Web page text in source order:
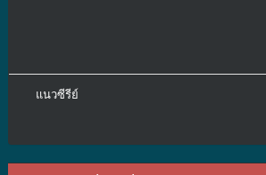
แนวซีรีย์